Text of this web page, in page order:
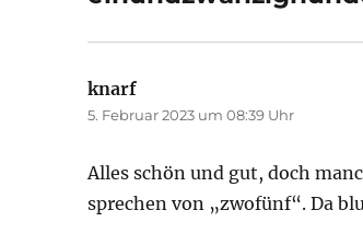
knarf
5. Februar 2023 um 08:39 Uhr
Alles schön und gut, doch
sprechen von „zwofünf“. Da